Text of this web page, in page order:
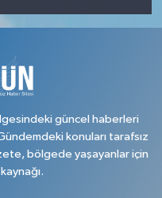
güncel haberleri
konuları tarafsız
bölgede yaşayanlar için